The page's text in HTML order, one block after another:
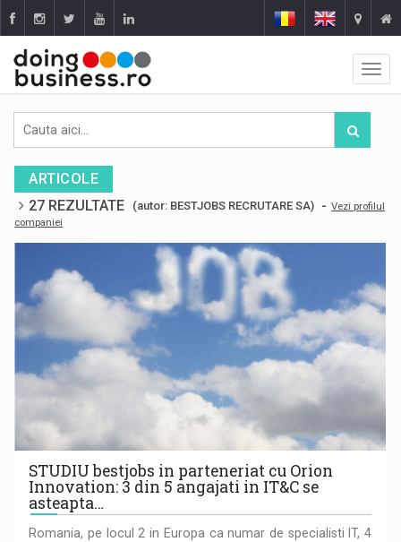
ARTICOLE
27 REZULTATE
(autor: BESTJOBS RECRUTARE SA) - Vezi profilul
companiei
STUDIU bestjobs in parteneriat cu Orion
Innovation: 3 din 5 angajati in IT&C se
asteapta…
Romania, pe locul 2 in Europa ca numar de specialisti IT, 4